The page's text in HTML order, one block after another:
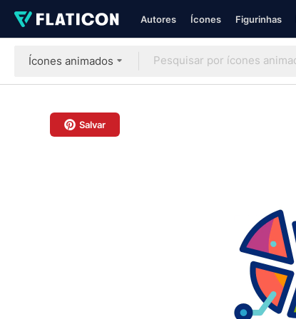
Autores Ícones Figurinhas
Ícones animados
Salvar